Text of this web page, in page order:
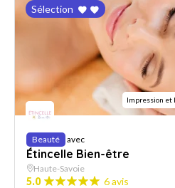
Sélection
Impression et
Beauté avec
Étincelle Bien-être
Haute-Savoie
5.0 6 avis